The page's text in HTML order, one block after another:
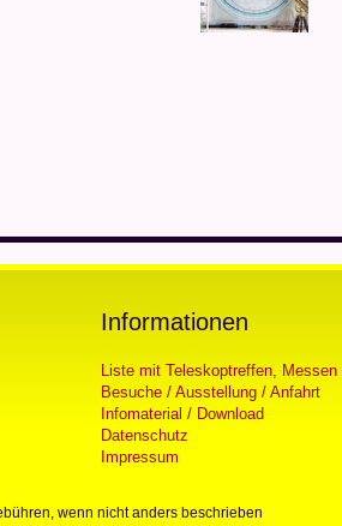
Informationen
Liste mit Teleskoptreffen,
Besuche / Ausstellung / Anfahrt
Infomaterial / Download
Datenschutz
Impressum
wenn nicht anders beschrieben